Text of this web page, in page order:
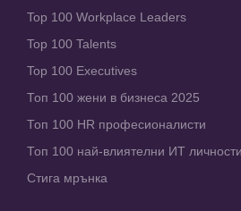
Top 100 Workplace Leaders
Top 100 Talents
Top 100 Executives
Топ 100 жени в бизнеса 2025
Топ 100 HR професионалисти
Топ 100 най-влиятелни ИТ личности
Стига мрънка